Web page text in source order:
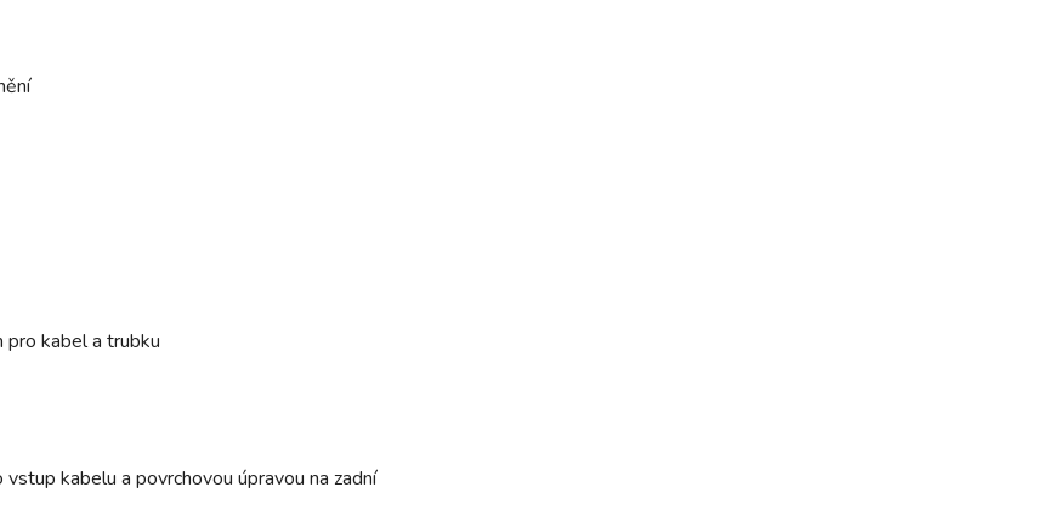
kabel a trubku
kabelu a povrchovou úpravou na zadní